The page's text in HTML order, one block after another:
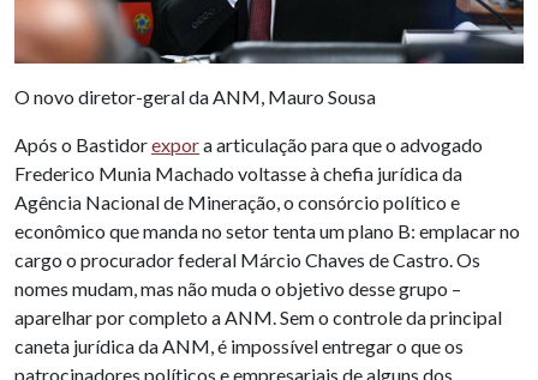
O novo diretor-geral da ANM, Mauro Sousa
Após o Bastidorexpora articulação para que o advogado
Frederico Munia Machado voltasse à chefia jurídica da
Agência Nacional de Mineração, o consórcio político e
econômico que manda no setor tenta um plano B: emplacar no
cargo o procurador federal Márcio Chaves de Castro. Os
nomes mudam, mas não muda o objetivo desse grupo –
aparelhar por completo a ANM. Sem o controle da principal
caneta jurídica da ANM, é impossível entregar o que os
patrocinadores políticos e empresariais de alguns dos